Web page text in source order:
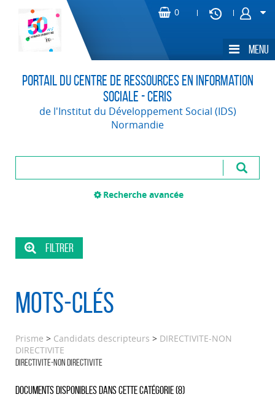
Portail du Centre de Ressources en Information
Sociale - CERIS
de l'Institut du Développement Social (IDS)
Normandie
Recherche avancée
Mots-clés
Prisme > Candidats descripteurs > DIRECTIVITE-NON
DIRECTIVITE
DIRECTIVITE-NON DIRECTIVITE
Documents disponibles dans cette catégorie (8)